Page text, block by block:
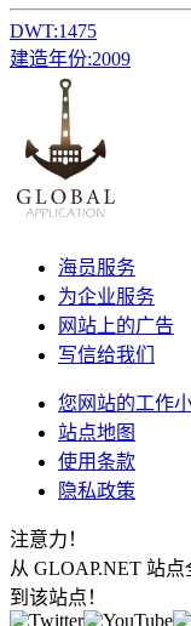
DWT:1475
建造年份:2009
海员服务
为企业服务
网站上的广告
写信给我们
您网站的工作
站点地图
使用条款
隐私政策
注意力！
从 GLOAP.NET 站
到该站点！